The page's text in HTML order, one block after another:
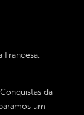
Francesa,
da
um